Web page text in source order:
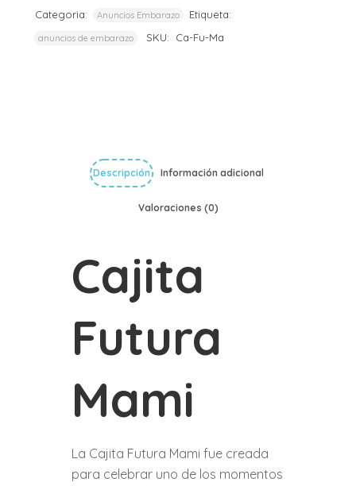
Categoria: Anuncios Embarazo Etiqueta:
anuncios de embarazo SKU: Ca-Fu-Ma
Descripción Información adicional
Valoraciones (0)
Cajita
Futura
Mami
La Cajita Futura Mami fue creada
para celebrar uno de los momentos